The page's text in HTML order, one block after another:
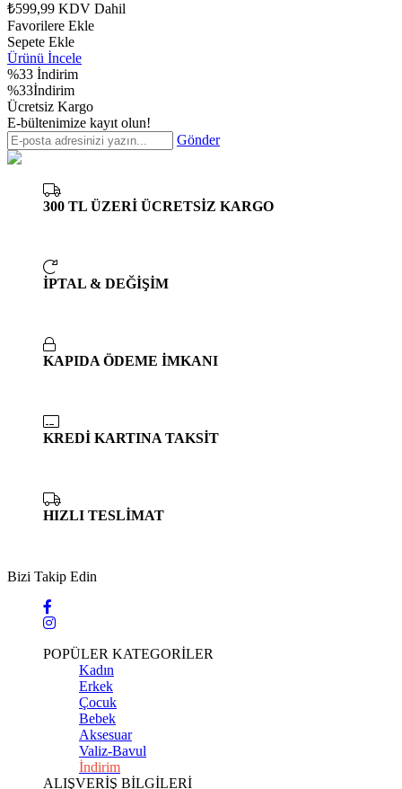
₺599,99 KDV Dahil
Favorilere Ekle
Sepete Ekle
Ürünü İncele
%33 İndirim
%33İndirim
Ücretsiz Kargo
E-bültenimize kayıt olun!
Gönder
300 TL ÜZERİ ÜCRETSİZ KARGO
İPTAL & DEĞİŞİM
KAPIDA ÖDEME İMKANI
KREDİ KARTINA TAKSİT
HIZLI TESLİMAT
Bizi Takip Edin
POPÜLER KATEGORİLER
Kadın
Erkek
Çocuk
Bebek
Aksesuar
Valiz-Bavul
İndirim
ALIŞVERİŞ BİLGİLERİ